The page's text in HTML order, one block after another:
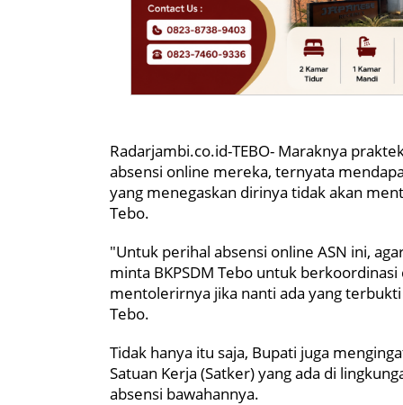
Radarjambi.co.id-TEBO- Maraknya
absensi online mereka, ternyata
yang menegaskan dirinya tidak akan
Tebo.
"Untuk perihal absensi online ASN ini,
minta BKPSDM Tebo untuk
mentolerirnya jika nanti ada yang
Tebo.
Tidak hanya itu saja, Bupati juga
Satuan Kerja (Satker) yang ada di
absensi bawahannya.